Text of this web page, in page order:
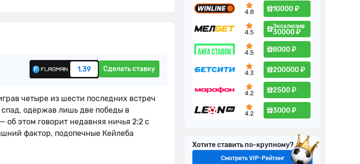
1.39 Сделать ставку
четыре из шести последних встреч
спад, одержав лишь две победы в
об этом говорит недавняя ничья 2:2 с
фактор, подопечные Кейлеба
4.8 10000 ₽
4.5
Эксклюзив
30000 ₽
4.5 8000 ₽
4.3 200000 ₽
4.2 2500 ₽
4.2 3000 ₽
Хотите ставить по-крупному?
Смотреть VIP-Рейтинг